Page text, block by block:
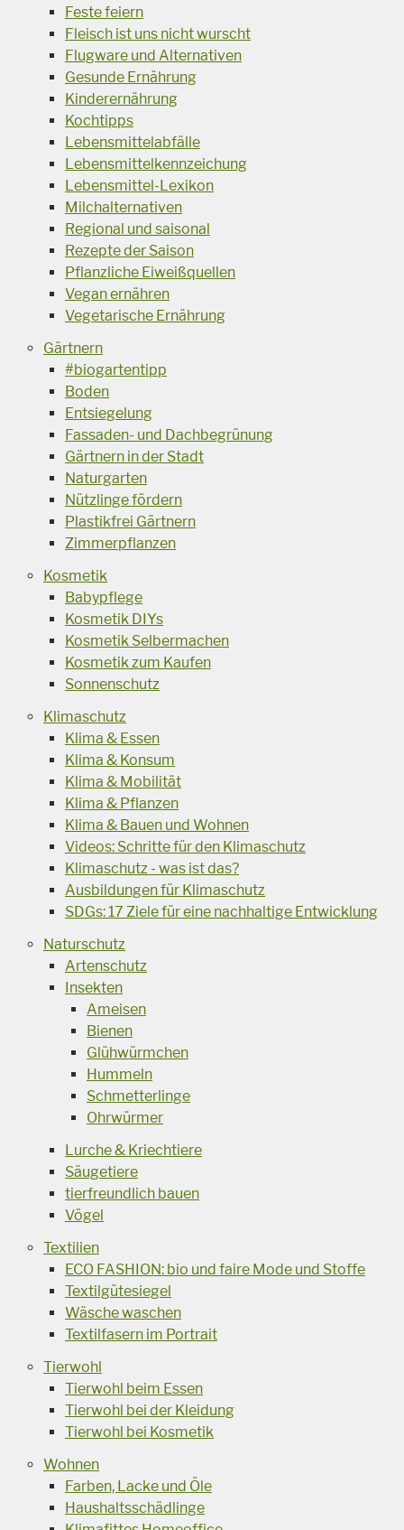
Feste feiern
Fleisch ist uns nicht wurscht
Flugware und Alternativen
Gesunde Ernährung
Kinderernährung
Kochtipps
Lebensmittelabfälle
Lebensmittelkennzeichung
Lebensmittel-Lexikon
Milchalternativen
Regional und saisonal
Rezepte der Saison
Pflanzliche Eiweißquellen
Vegan ernähren
Vegetarische Ernährung
Gärtnern
#biogartentipp
Boden
Entsiegelung
Fassaden- und Dachbegrünung
Gärtnern in der Stadt
Naturgarten
Nützlinge fördern
Plastikfrei Gärtnern
Zimmerpflanzen
Kosmetik
Babypflege
Kosmetik DIYs
Kosmetik Selbermachen
Kosmetik zum Kaufen
Sonnenschutz
Klimaschutz
Klima & Essen
Klima & Konsum
Klima & Mobilität
Klima & Pflanzen
Klima & Bauen und Wohnen
Videos: Schritte für den Klimaschutz
Klimaschutz - was ist das?
Ausbildungen für Klimaschutz
SDGs: 17 Ziele für eine nachhaltige Entwicklung
Naturschutz
Artenschutz
Insekten
Ameisen
Bienen
Glühwürmchen
Hummeln
Schmetterlinge
Ohrwürmer
Lurche & Kriechtiere
Säugetiere
tierfreundlich bauen
Vögel
Textilien
ECO FASHION: bio und faire Mode und Stoffe
Textilgütesiegel
Wäsche waschen
Textilfasern im Portrait
Tierwohl
Tierwohl beim Essen
Tierwohl bei der Kleidung
Tierwohl bei Kosmetik
Wohnen
Farben, Lacke und Öle
Haushaltsschädlinge